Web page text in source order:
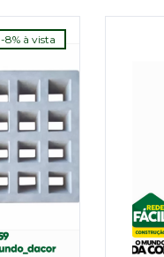
-8% à vista